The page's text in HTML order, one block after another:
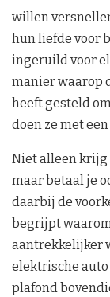
willen
hun liefde voor
ingeruild voor
manier waarop
heeft gesteld
doen ze met
Niet alleen
maar betaal je
daarbij de
begrijpt
aantrekkelijker
elektrische
plafond